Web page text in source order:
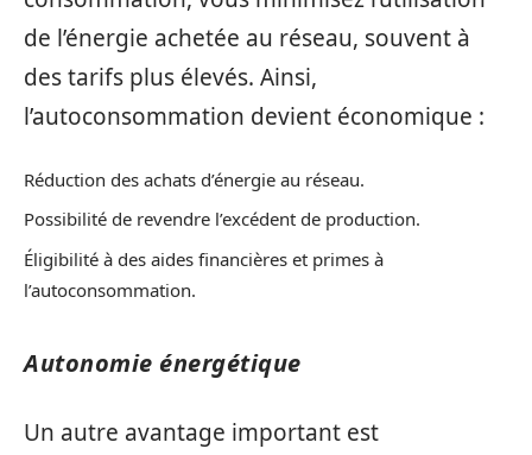
de l’énergie achetée au réseau, souvent à
des tarifs plus élevés. Ainsi,
l’autoconsommation devient économique :
Réduction des achats d’énergie au réseau.
Possibilité de revendre l’excédent de production.
Éligibilité à des aides financières et primes à
l’autoconsommation.
Autonomie énergétique
Un autre avantage important est